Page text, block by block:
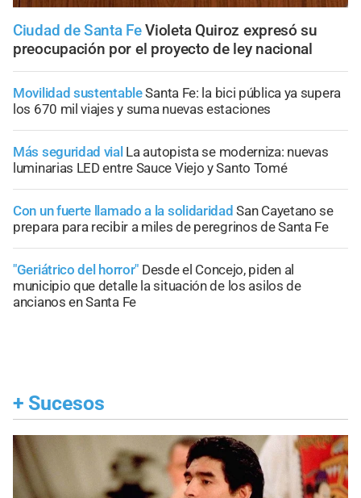
Ciudad de Santa Fe Violeta Quiroz expresó su
preocupación por el proyecto de ley nacional
Movilidad sustentableSanta Fe: la bici pública ya supera
los 670 mil viajes y suma nuevas estaciones
Más seguridad vial La autopista se moderniza: nuevas
luminarias LED entre Sauce Viejo y Santo Tomé
Con un fuerte llamado a la solidaridad San Cayetano se
prepara para recibir a miles de peregrinos de Santa Fe
"Geriátrico del horror" Desde el Concejo, piden al
municipio que detalle la situación de los asilos de
ancianos en Santa Fe
+ Sucesos